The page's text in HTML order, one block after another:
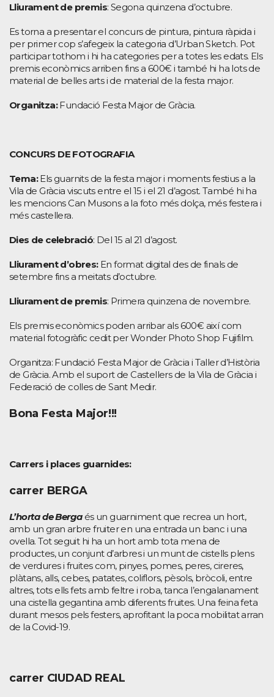
Lliurament de premis: Segona quinzena d’octubre.
Es torna a presentar el concurs de pintura, pintura ràpida i
per primer cop s’afegeix la categoria d’Urban Sketch. Pot
participar tothom i hi ha categories per a totes les edats. Els
premis econòmics arriben fins a 600€ i també hi ha lots de
material de belles arts i de material de la festa major.
Organitza:Fundació Festa Major de Gràcia.
CONCURS DE FOTOGRAFIA
Tema:Els guarnits de la festa major i moments festius a la
Vila de Gràcia viscuts entre el 15 i el 21 d’agost. També hi ha
les mencions Can Musons a la foto més dolça, més festera i
més castellera.
Dies de celebració: Del 15 al 21 d’agost.
Lliurament d’obres: En format digital des de finals de
setembre fins a meitats d’octubre.
Lliurament de premis: Primera quinzena de novembre.
Els premis econòmics poden arribar als 600€ així com
material fotogràfic cedit per Wonder Photo Shop Fujifilm.
Organitza: Fundació Festa Major de Gràcia i Taller d’Història
de Gràcia. Amb el suport de Castellers de la Vila de Gràcia i
Federació de colles de Sant Medir.
Bona Festa Major!!!
Carrers i places guarnides:
carrer BERGA
L’horta de Bergaés un guarniment que recrea un hort,
amb un gran arbre fruiter en una entrada un banc i una
ovella. Tot seguit hi ha un hort amb tota mena de
productes, un conjunt d’arbres i un munt de cistells plens
de verdures i fruites com, pinyes, pomes, peres, cireres,
plàtans, alls, cebes, patates, coliflors, pèsols, bròcoli, entre
altres, tots ells fets amb feltre i roba, tanca l’engalanament
una cistella gegantina amb diferents fruites. Una feina feta
durant mesos pels festers, aprofitant la poca mobilitat arran
de la Covid-19.
carrer CIUDAD REAL